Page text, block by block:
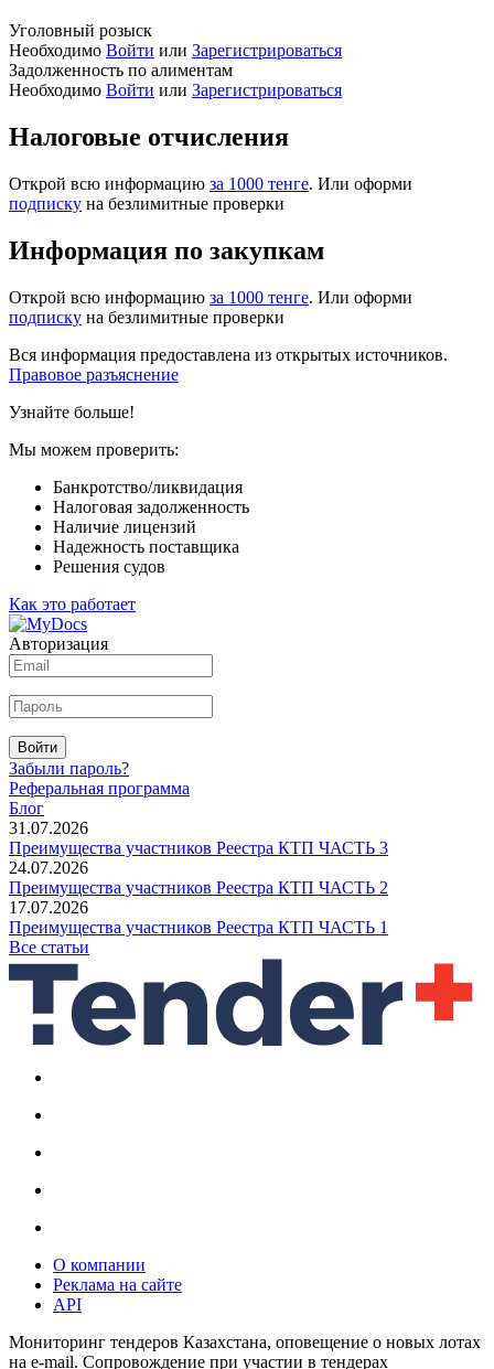
Уголовный розыск
Необходимо Войти или Зарегистрироваться
Задолженность по алиментам
Необходимо Войти или Зарегистрироваться
Налоговые отчисления
Открой всю информацию за 1000 тенге. Или оформи
подписку на безлимитные проверки
Информация по закупкам
Открой всю информацию за 1000 тенге. Или оформи
подписку на безлимитные проверки
Вся информация предоставлена из открытых источников.
Правовое разъяснение
Узнайте больше!
Мы можем проверить:
Банкротство/ликвидация
Налоговая задолженность
Наличие лицензий
Надежность поставщика
Решения судов
Как это работает
Авторизация
Войти
Забыли пароль?
Реферальная программа
Блог
31.07.2026
Преимущества участников Реестра КТП ЧАСТЬ 3
24.07.2026
Преимущества участников Реестра КТП ЧАСТЬ 2
17.07.2026
Преимущества участников Реестра КТП ЧАСТЬ 1
Все статьи
О компании
Реклама на сайте
API
Мониторинг тендеров Казахстана, оповещение о новых лотах
на e-mail. Сопровождение при участии в тендерах